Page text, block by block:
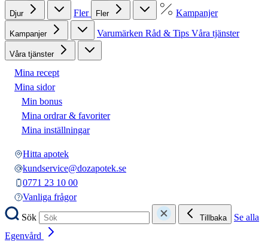
Djur Fler Fler Kampanjer
Kampanjer Varumärken Råd & Tips Våra tjänster
Våra tjänster
Mina recept
Mina sidor
Min bonus
Mina ordrar & favoriter
Mina inställningar
Hitta apotek
kundservice@dozapotek.se
0771 23 10 00
Vanliga frågor
Sök
Tillbaka
Se alla
Egenvård